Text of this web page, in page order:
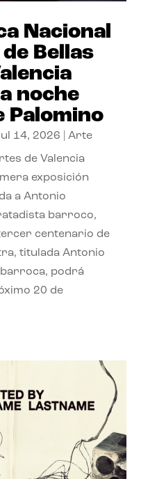
Nacional
Bellas
noche
Palomino
14, 2026 Arte
de Valencia
exposición
a Antonio
barroco,
centenario de
titulada Antonio
barroca, podrá
20 de